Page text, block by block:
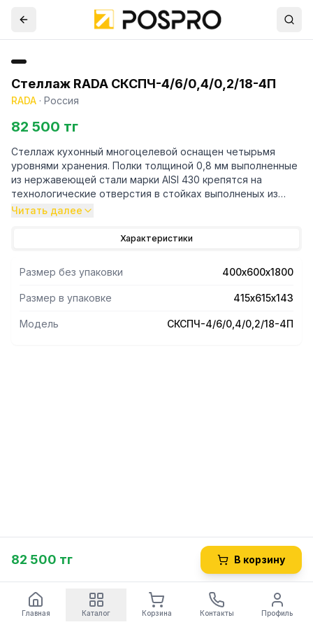
Стеллаж RADA СКСПЧ-4/6/0,4/0,2/18-4П
RADA · Россия
82 500 тг
Стеллаж кухонный многоцелевой оснащен четырьмя
уровнями хранения. Полки толщиной 0,8 мм выполненные
из нержавеющей стали марки AISI 430 крепятся на
технологические отверстия в стойках выполненых из
трубы профильной 40х20 марки AISI 430 и толщиной 1,2
разорбраном виде. Вариант поставки 4 полки и
комплекта 20 кг. Габариты упаковки полок 415х615х143 мм.
Читать далее
Характеристики
Размер без упаковки 400х600х1800
Размер в упаковке 415х615х143
Модель СКСПЧ-4/6/0,4/0,2/18-4П
82 500 тг В корзину
Главная Каталог Корзина Контакты Профиль